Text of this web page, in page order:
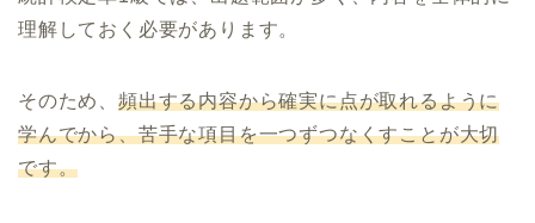
理解しておく必要があります。
そのため、 頻出する内容から確実に点が取れるように
学んでから、苦手な項目を一つずつなくすことが大切
です。